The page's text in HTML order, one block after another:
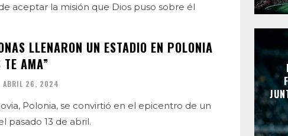
aceptar la misión que Dios puso sobre él
LLENARON UN ESTADIO EN POLONIA
TE AMA”
ABRIL 26, 2024
Polonia, se convirtió en el epicentro de un
pasado 13 de abril.